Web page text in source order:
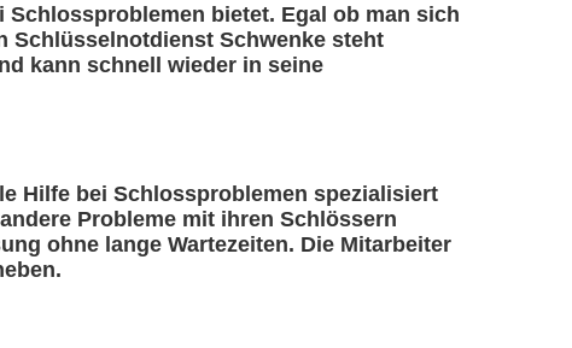
bietet. Egal ob man sich
Schlüsselnotdienst Schwenke steht
kann schnell wieder in seine
Hilfe bei Schlossproblemen spezialisiert
Probleme mit ihren Schlössern
ohne lange Wartezeiten. Die Mitarbeiter